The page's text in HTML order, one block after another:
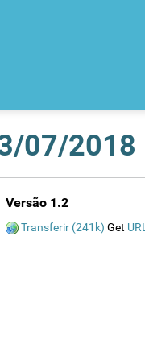
07/2018
Versão 1.2
Transferir (241k) Get URL